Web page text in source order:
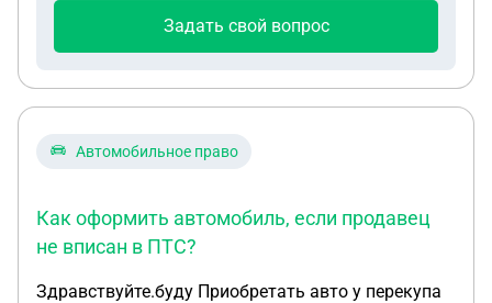
Задать свой вопрос
Автомобильное право
Как оформить автомобиль, если продавец
не вписан в ПТС?
Здравствуйте.буду Приобретать авто у перекупа